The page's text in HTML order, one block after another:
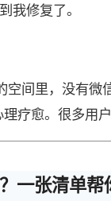
修复了。
空间里，没有微
疗愈。很多用
一张清单帮